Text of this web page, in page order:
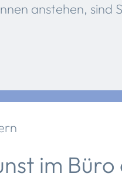
anstehen, sind
im